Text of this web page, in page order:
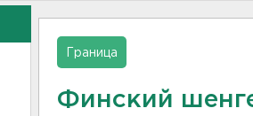
Граница
Финский